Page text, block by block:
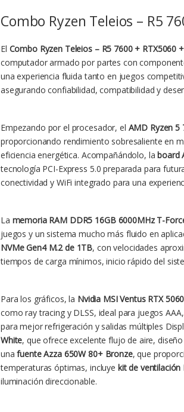
Combo Ryzen Teleios – R5
El Combo Ryzen Teleios – R5 7600 + RTX5060
computador armado por partes con
una experiencia fluida tanto en juegos
asegurando confiabilidad, compatibilidad y
Empezando por el procesador, el AMD Ryzen 5
proporcionando rendimiento sobresaliente en
eficiencia energética. Acompañándolo, laboard
tecnología PCI-Express 5.0 preparada para
conectividad y WiFi integrado para una
La memoria RAM DDR5 16GB 6000MHz T-
juegos y un sistema mucho más fluido en
NVMe Gen4 M.2 de 1TB, con velocidades
tiempos de carga mínimos, inicio rápido del
Para los gráficos, la Nvidia MSI Ventus RTX
como ray tracing y DLSS, ideal para juegos
para mejor refrigeración y salidas múltiples
White, que ofrece excelente flujo de aire,
unafuente Azza 650W 80+ Bronze, que
temperaturas óptimas, incluye kit de ventilación
iluminación direccionable.